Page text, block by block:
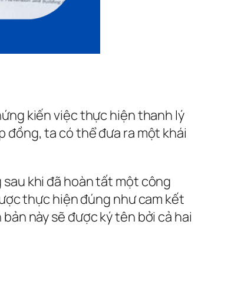
kiến việc thực hiện thanh lý
đồng, ta có thể đưa ra một khái
khi đã hoàn tất một công
thực hiện đúng như cam kết
này sẽ được ký tên bởi cả hai